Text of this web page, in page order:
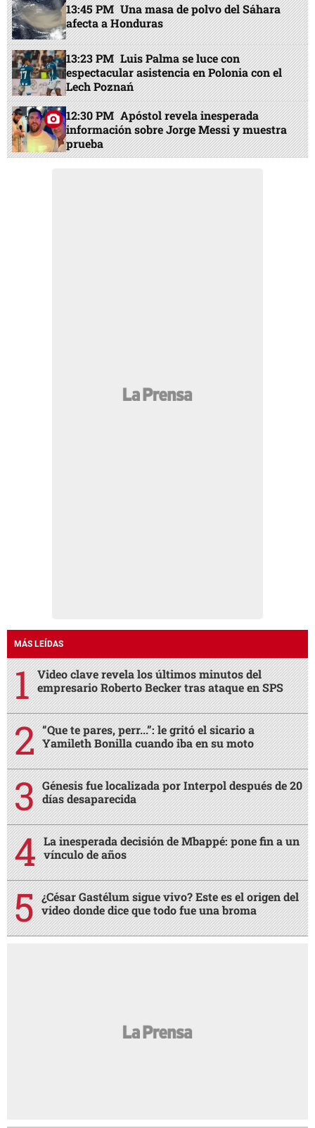
13:45 PM Una masa de polvo del Sáhara
afecta a Honduras
13:23 PM Luis Palma se luce con
espectacular asistencia en Polonia con el
Lech Poznań
12:30 PM Apóstol revela inesperada
información sobre Jorge Messi y muestra
prueba
MÁS LEÍDAS
Video clave revela los últimos minutos del
empresario Roberto Becker tras ataque en SPS
“Que te pares, perr...”: le gritó el sicario a
Yamileth Bonilla cuando iba en su moto
Génesis fue localizada por Interpol después de 20
días desaparecida
La inesperada decisión de Mbappé: pone fin a un
vínculo de años
¿César Gastélum sigue vivo? Este es el origen del
video donde dice que todo fue una broma